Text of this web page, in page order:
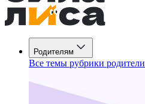
Родителям
Все темы рубрики родители